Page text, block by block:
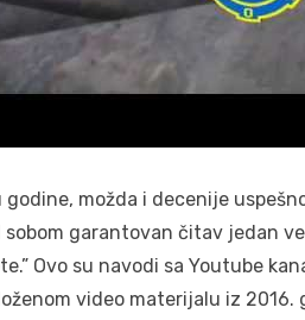
možda i decenije
garantovan čitav jedan
Ovo su navodi sa Youtube
video materijalu iz